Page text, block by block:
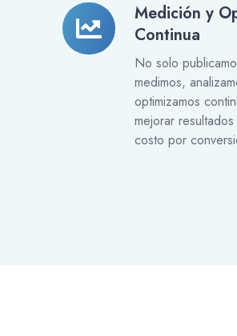
Medición y
Continua
No solo
medimos,
optimizamos
mejorar
costo por
Medición
y
Optimización